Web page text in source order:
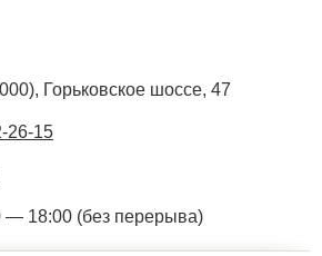
), Горьковское шоссе, 47
26-15
— 18:00 (без перерыва)